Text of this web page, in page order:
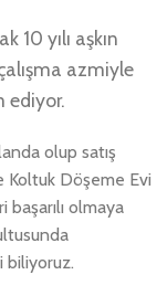
10 yılı aşkın
azmiyle
ediyor.
olup satış
Koltuk Döşeme Evi
olmaya
biliyoruz.